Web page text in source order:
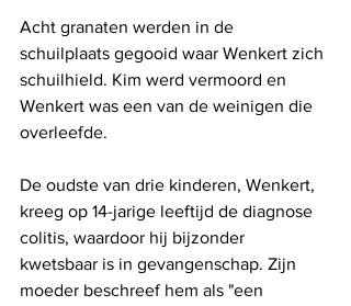
Acht granaten werden in de
schuilplaats gegooid waar Wenkert zich
schuilhield. Kim werd vermoord en
Wenkert was een van de weinigen die
overleefde.
De oudste van drie kinderen, Wenkert,
kreeg op 14-jarige leeftijd de diagnose
colitis, waardoor hij bijzonder
kwetsbaar is in gevangenschap. Zijn
moeder beschreef hem als "een